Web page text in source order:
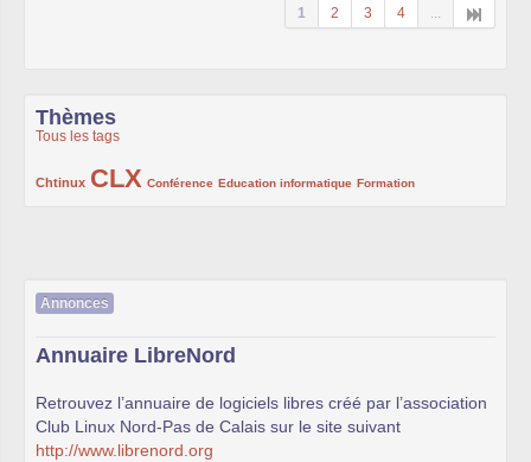
1 2 3 4 ...
Thèmes
Tous les tags
Chtinux
222/1002CLX
1002/1002 Conférence
132/1002 Education informatique
119/1002 Formation
168/1002
Annonces
Annuaire LibreNord
Retrouvez l’annuaire de logiciels libres créé par l’association
Club Linux Nord-Pas de Calais sur le site suivant
http://www.librenord.org